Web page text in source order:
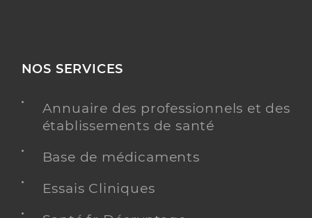
NOS SERVICES
Annuaire des professionnels et des
établissements de santé
Base de médicaments
Essais Cliniques